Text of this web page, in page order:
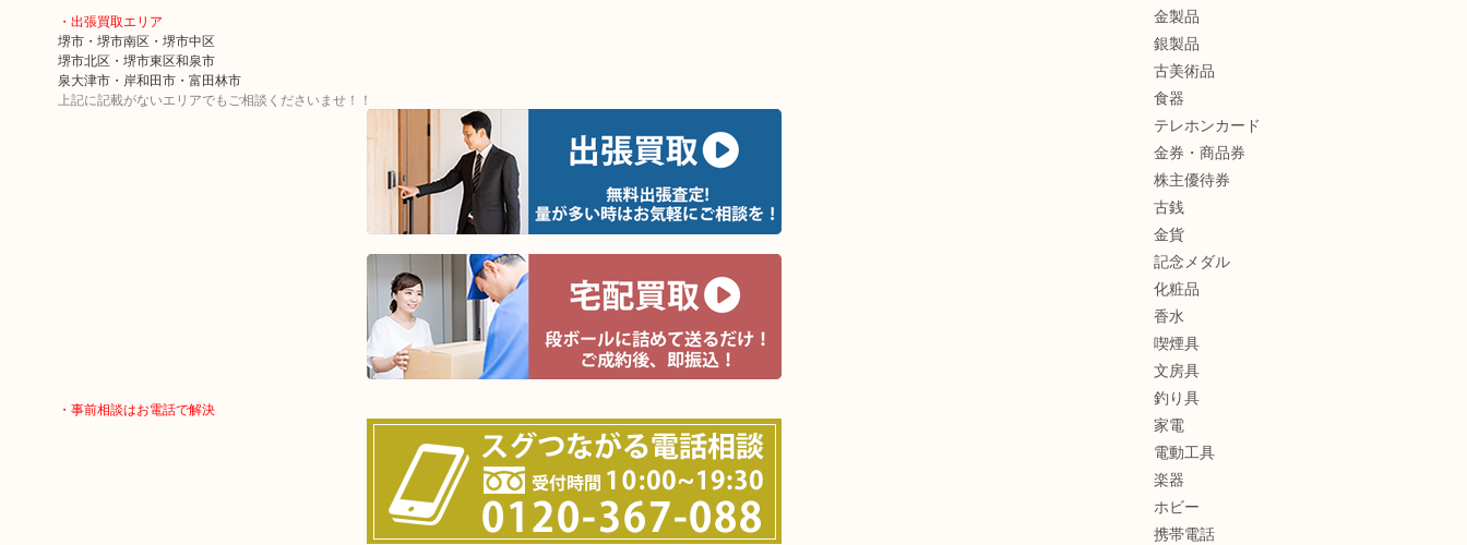
・出張買取エリア
堺市・堺市南区・堺市中区
堺市北区・堺市東区和泉市
泉大津市・岸和田市・富田林市
上記に記載がないエリアでもご相談くださいませ！！
・事前相談はお電話で解決
金製品
銀製品
古美術品
食器
テレホンカード
金券・商品券
株主優待券
古銭
金貨
記念メダル
化粧品
香水
喫煙具
文房具
釣り具
家電
電動工具
楽器
ホビー
携帯電話